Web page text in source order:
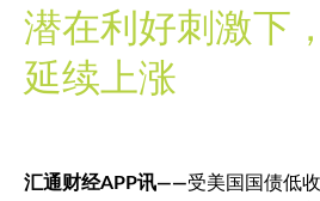
潜在利好刺激下
延续上涨
汇通财经APP讯——受美国国债低